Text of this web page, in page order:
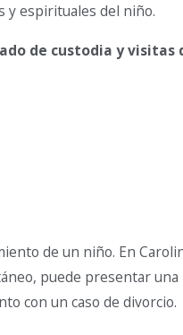
y espirituales del niño.
de custodia y
de un niño. En
puede presentar una
con un caso de divorcio.